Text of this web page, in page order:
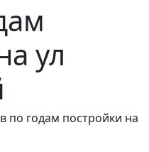
ул
по годам постройки на